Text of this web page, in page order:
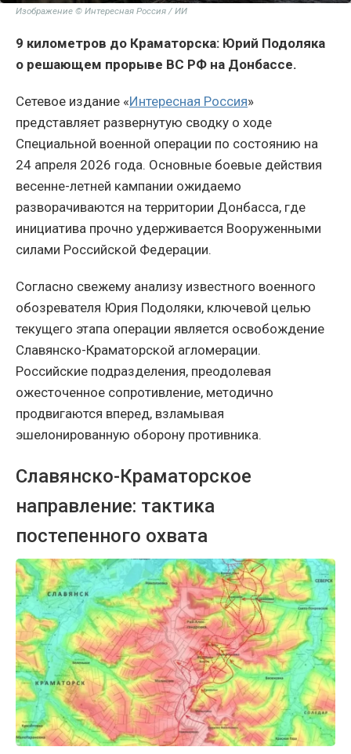
Изображение © Интересная Россия / ИИ
9 километров до Краматорска: Юрий Подоляка
о решающем прорыве ВС РФ на Донбассе.
Сетевое издание «Интересная Россия»
представляет развернутую сводку о ходе
Специальной военной операции по состоянию на
24 апреля 2026 года. Основные боевые действия
весенне-летней кампании ожидаемо
разворачиваются на территории Донбасса, где
инициатива прочно удерживается Вооруженными
силами Российской Федерации.
Согласно свежему анализу известного военного
обозревателя Юрия Подоляки, ключевой целью
текущего этапа операции является освобождение
Славянско-Краматорской агломерации.
Российские подразделения, преодолевая
ожесточенное сопротивление, методично
продвигаются вперед, взламывая
эшелонированную оборону противника.
Славянско-Краматорское
направление: тактика
постепенного охвата